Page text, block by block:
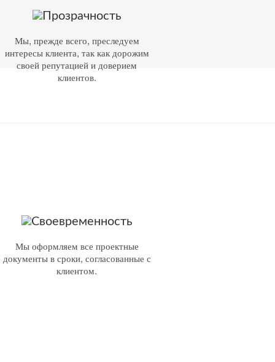
Прозрачность
Мы, прежде всего, преследуем
интересы клиента, так как дорожим
своей репутацией и доверием
клиентов.
Своевременность
Мы оформляем все проектные
документы в сроки, согласованные с
клиентом.